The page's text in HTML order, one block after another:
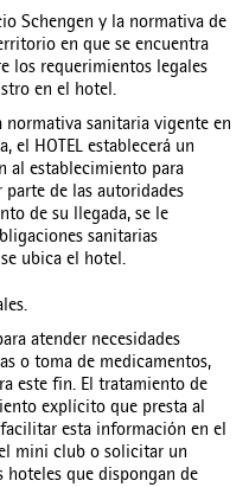
Schengen y la normativa de
en que se encuentra
los requerimientos legales
en el hotel.
sanitaria vigente en
el HOTEL establecerá un
al establecimiento para
de las autoridades
de su llegada, se le
sanitarias
ubica el hotel.
atender necesidades
o toma de medicamentos,
este fin. El tratamiento de
explícito que presta al
esta información en el
mini club o solicitar un
hoteles que dispongan de